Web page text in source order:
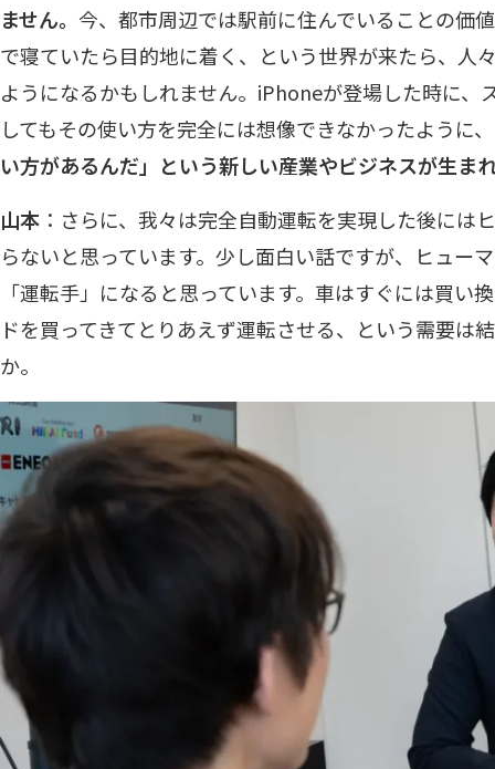
ません。 今、都市周辺では駅前に住んでいることの価
で寝ていたら目的地に着く、という世界が来たら、人
ようになるかもしれません。iPhoneが登場した時に、
してもその使い方を完全には想像できなかったように
い方があるんだ」という新しい産業やビジネスが生ま
山本 ：さらに、我々は完全自動運転を実現した後には
らないと思っています。少し面白い話ですが、ヒュー
「運転手」になると思っています。車はすぐには買い
ドを買ってきてとりあえず運転させる、という需要は
か。